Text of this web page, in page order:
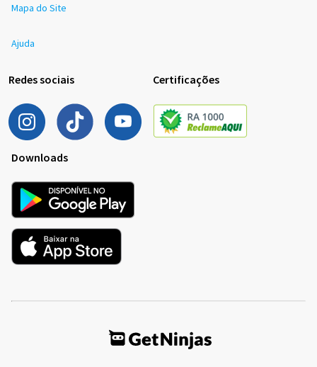
Mapa do Site
Ajuda
Redes sociais Certificações
Downloads